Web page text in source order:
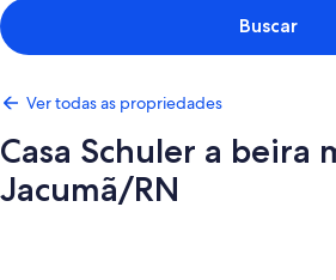
Buscar
Ver todas as propriedades
Casa Schuler a beira
Jacumã/RN